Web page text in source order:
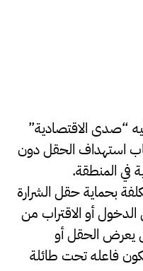
“صدى الاقتصادية”
استهداف الحقل دون
في المنطقة.
بحماية حقل الشرارة
أو الاقتراب من
يعرض الحقل أو
فاعله تحت طائلة